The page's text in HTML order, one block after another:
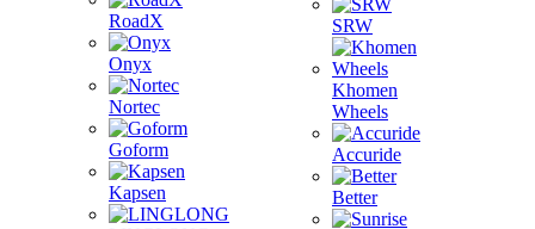
RoadX
Onyx
Nortec
Goform
Kapsen
SRW
Khomen
Wheels
Accuride
Better